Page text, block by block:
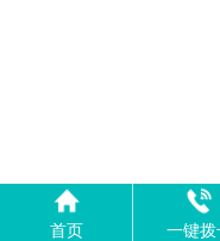
首页 一键拨